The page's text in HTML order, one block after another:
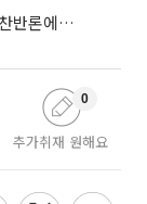
“여성 창작 지원”vs“남성 역차별”…팽팽한 찬반론에 심사위원도 고심
추가취재 원해요
0